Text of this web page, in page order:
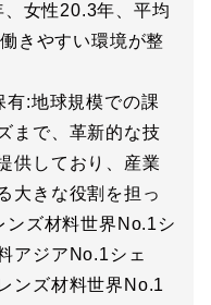
女性20.3年、平均
きやすい環境が整
有:地球規模での課
まで、革新的な技
供しており、産業
大きな役割を担っ
ンズ材料世界No.1シ
アジアNo.1シェ
ンズ材料世界No.1